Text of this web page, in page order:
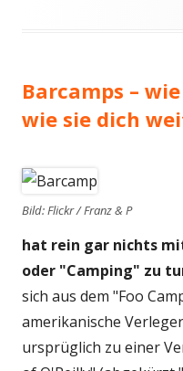
Barcamps –
wie sie dich
Bild: Flickr / Franz & P
hat rein gar nichts
oder "Camping" zu
sich aus dem "Foo
amerikanische
ursprüglich zu einer